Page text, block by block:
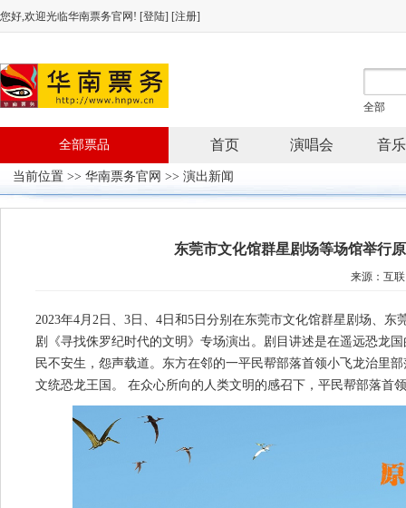
您好,欢迎光临华南票务官网! [登陆] [注册]
全部
全部票品 首页 演唱会 音
当前位置 >> 华南票务官网 >> 演出新闻
东莞市文化馆群星剧场等场馆举行
来源：互
2023年4月2日、3日、4日和5日分别在东莞市文化馆群星剧场、
剧《寻找侏罗纪时代的文明》专场演出。剧目讲述是在遥远恐龙
民不安生，怨声载道。东方在邻的一平民帮部落首领小飞龙治里
文统恐龙王国。 在众心所向的人类文明的感召下，平民帮部落